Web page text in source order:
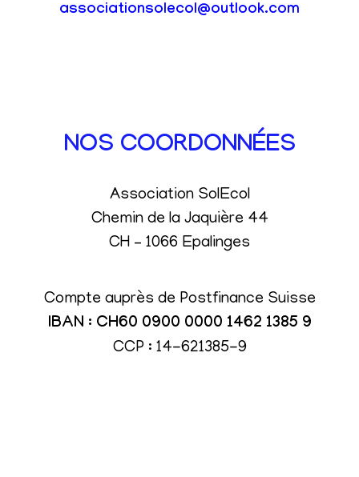
associationsolecol@outlook.com
NOS COORDONNÉES
Association SolEcol
Chemin de la Jaquière 44
CH – 1066 Epalinges
Compte auprès de Postfinance Suisse
IBAN : CH60 0900 0000 1462 1385 9
CCP : 14-621385-9